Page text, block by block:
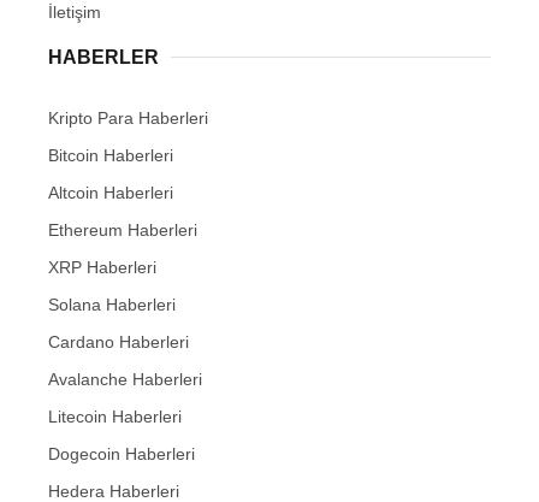
İletişim
HABERLER
Kripto Para Haberleri
Bitcoin Haberleri
Altcoin Haberleri
Ethereum Haberleri
XRP Haberleri
Solana Haberleri
Cardano Haberleri
Avalanche Haberleri
Litecoin Haberleri
Dogecoin Haberleri
Hedera Haberleri